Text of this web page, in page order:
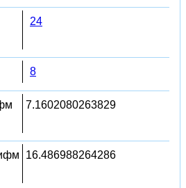
24
8
7.1602080263829
16.486988264286